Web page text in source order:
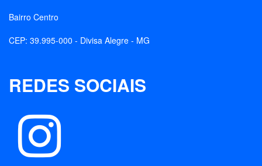
Bairro Centro
CEP: 39.995-000 - Divisa Alegre - MG
REDES SOCIAIS